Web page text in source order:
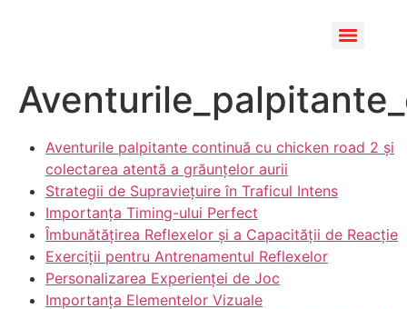
Aventurile palpitante continuă cu chicken road 2 și
colectarea atentă a grăunțelor aurii
Strategii de Supraviețuire în Traficul Intens
Importanța Timing-ului Perfect
Îmbunătățirea Reflexelor și a Capacității de Reacție
Exerciții pentru Antrenamentul Reflexelor
Personalizarea Experienței de Joc
Importanța Elementelor Vizuale